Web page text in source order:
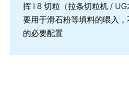
挥 I 8 切粒（拉条切粒机 /
要用于滑石粉等填料的喂入
的必要配置